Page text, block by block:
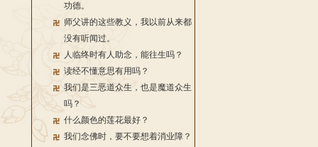
功德。
师父讲的这些教义，我以前从来都
没有听闻过。
人临终时有人助念，能往生吗？
读经不懂意思有用吗？
我们是三恶道众生，也是魔道众生
吗？
什么颜色的莲花最好？
我们念佛时，要不要想着消业障？